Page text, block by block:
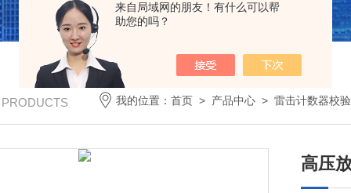
来自局域网的朋友！有什么可以帮
助您的吗？
我的位置： 首页 > 产品中心 > 雷击计数器校
高压